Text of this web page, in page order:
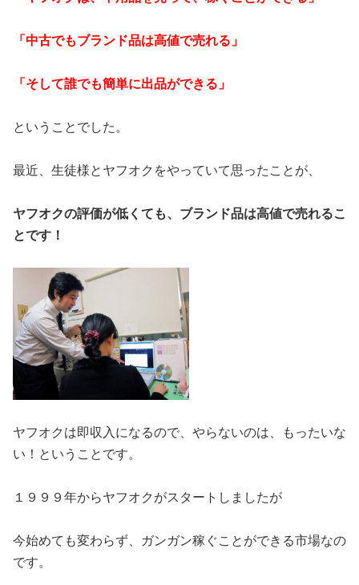
「中古でもブランド品は高値で売れる」
「そして誰でも簡単に出品ができる」
ということでした。
最近、生徒様とヤフオクをやっていて思ったことが、
ヤフオクの評価が低くても、ブランド品は高値で売れるこ
とです！
ヤフオクは即収入になるので、やらないのは、もったいな
い！ということです。
１９９９年からヤフオクがスタートしましたが
今始めても変わらず、ガンガン稼ぐことができる市場なの
です。